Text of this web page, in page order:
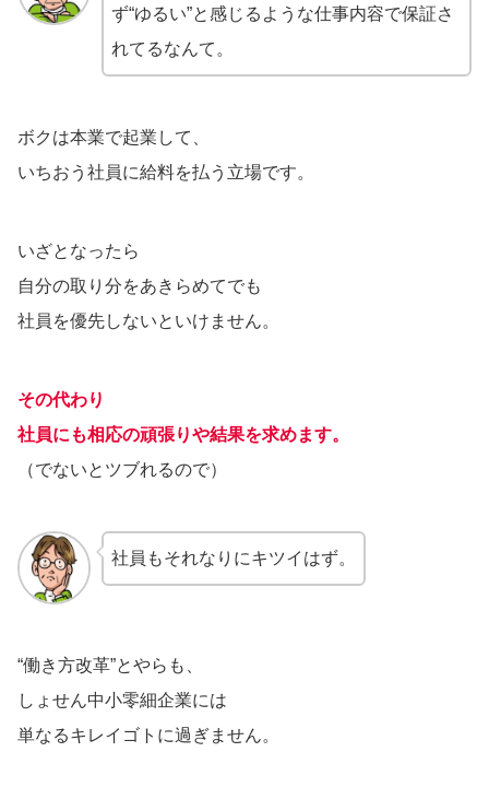
ず“ゆるい”と感じるような仕事内容で保証さ
れてるなんて。
ボクは本業で起業して、
いちおう社員に給料を払う立場です。
いざとなったら
自分の取り分をあきらめてでも
社員を優先しないといけません。
その代わり
社員にも相応の頑張りや結果を求めます。
（でないとツブれるので）
社員もそれなりにキツイはず。
“働き方改革”とやらも、
しょせん中小零細企業には
単なるキレイゴトに過ぎません。